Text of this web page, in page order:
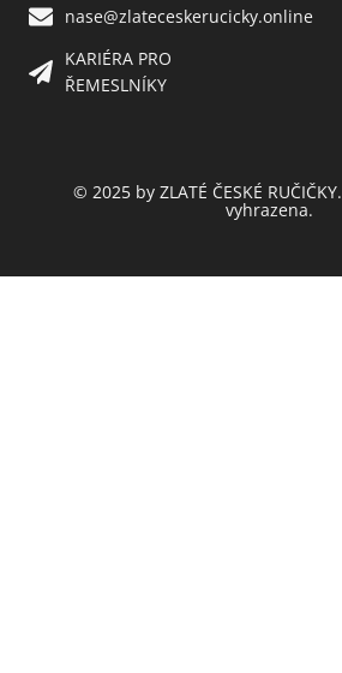
nase@zlateceskerucicky.online
KARIÉRA PRO
ŘEMESLNÍKY
© 2025 by ZLATÉ ČESKÉ
vyhrazena.